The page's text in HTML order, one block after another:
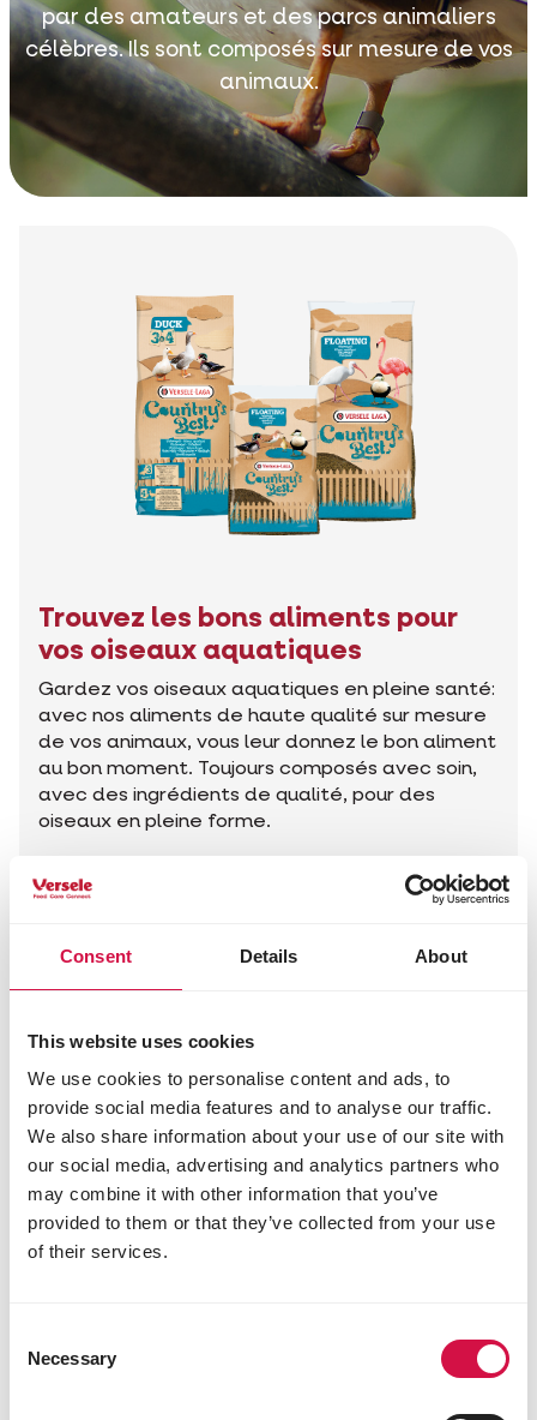
Consent Details About
This website uses cookies
We use cookies to personalise content and ads, to
provide social media features and to analyse our traffic.
We also share information about your use of our site with
our social media, advertising and analytics partners who
may combine it with other information that you’ve
provided to them or that they’ve collected from your use
of their services.
Selection
Necessary
par des amateurs et des parcs animaliers
célèbres. Ils sont composés sur mesure de vos
animaux.
Trouvez les bons aliments pour
vos oiseaux aquatiques
Gardez vos oiseaux aquatiques en pleine santé:
avec nos aliments de haute qualité sur mesure
de vos animaux, vous leur donnez le bon aliment
au bon moment. Toujours composés avec soin,
avec des ingrédients de qualité, pour des
oiseaux en pleine forme.
Trouvez les bons produits
Conseils pour votre animal